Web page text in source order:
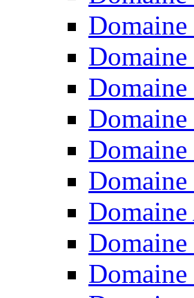
Domaine
Domaine
Domaine
Domaine
Domaine